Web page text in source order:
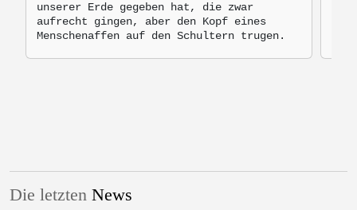
unserer Erde gegeben hat, die zwar
aufrecht gingen, aber den Kopf eines
Menschenaffen auf den Schultern trugen.
Die letzten News